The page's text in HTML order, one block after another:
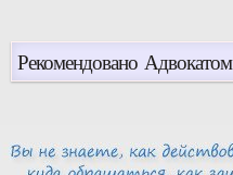
Рекомендовано Адвокатом